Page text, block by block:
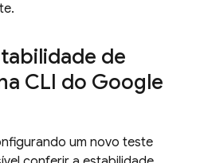
de
CLI do Google
um novo teste